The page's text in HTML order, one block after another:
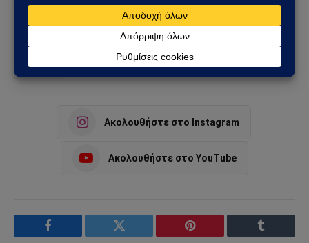
Ελλάδα
πολιτική
Ακολουθήστε στο Instagram
Ακολουθήστε στο YouTube
Facebook Twitter Pinterest Tumblr